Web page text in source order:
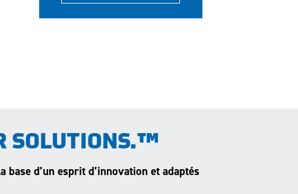
SOLUTIONS.™
d’un esprit d’innovation et adaptés